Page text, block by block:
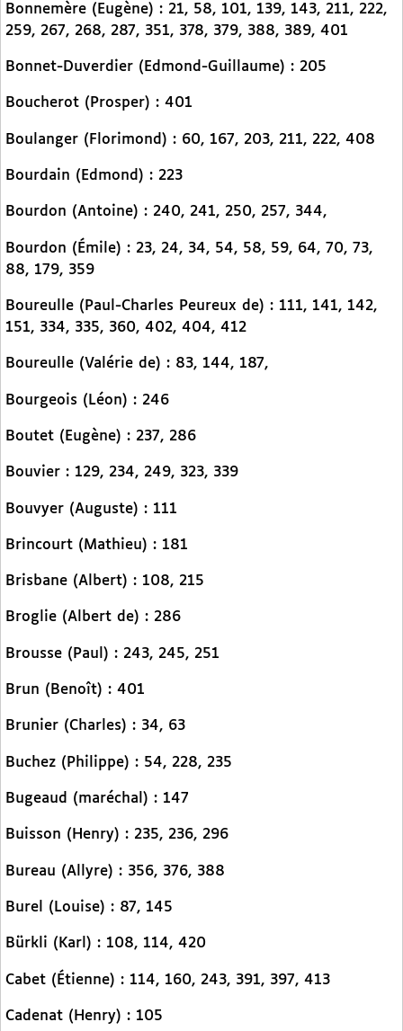
Bonnemère (Eugène) : 21, 58, 101, 139, 143, 211, 222,
259, 267, 268, 287, 351, 378, 379, 388, 389, 401
Bonnet-Duverdier (Edmond-Guillaume) : 205
Boucherot (Prosper) : 401
Boulanger (Florimond) : 60, 167, 203, 211, 222, 408
Bourdain (Edmond) : 223
Bourdon (Antoine) : 240, 241, 250, 257, 344,
Bourdon (Émile) : 23, 24, 34, 54, 58, 59, 64, 70, 73,
88, 179, 359
Boureulle (Paul-Charles Peureux de) : 111, 141, 142,
151, 334, 335, 360, 402, 404, 412
Boureulle (Valérie de) : 83, 144, 187,
Bourgeois (Léon) : 246
Boutet (Eugène) : 237, 286
Bouvier : 129, 234, 249, 323, 339
Bouvyer (Auguste) : 111
Brincourt (Mathieu) : 181
Brisbane (Albert) : 108, 215
Broglie (Albert de) : 286
Brousse (Paul) : 243, 245, 251
Brun (Benoît) : 401
Brunier (Charles) : 34, 63
Buchez (Philippe) : 54, 228, 235
Bugeaud (maréchal) : 147
Buisson (Henry) : 235, 236, 296
Bureau (Allyre) : 356, 376, 388
Burel (Louise) : 87, 145
Bürkli (Karl) : 108, 114, 420
Cabet (Étienne) : 114, 160, 243, 391, 397, 413
Cadenat (Henry) : 105